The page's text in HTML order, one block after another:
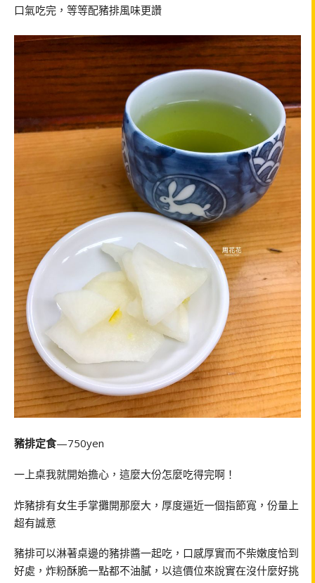
口氣吃完，等等配豬排風味更讚
豬排定食—750yen
一上桌我就開始擔心，這麼大份怎麼吃得完啊！
炸豬排有女生手掌攤開那麼大，厚度逼近一個指節寬，份量上
超有誠意
豬排可以淋著桌邊的豬排醬一起吃，口感厚實而不柴嫩度恰到
好處，炸粉酥脆一點都不油膩，以這價位來說實在沒什麼好挑